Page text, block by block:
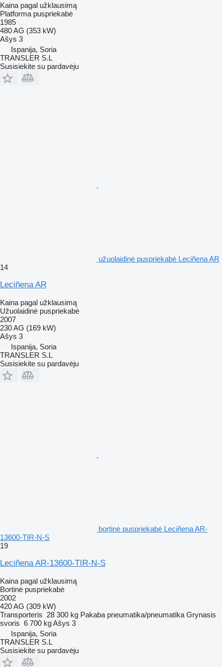
Kaina pagal užklausimą
Platforma puspriekabė
1985
480 AG (353 kW)
Ašys 3
Ispanija, Soria
TRANSLER S.L
Susisiekite su pardavėju
užuolaidinė puspriekabė Leciñena AR
14
Leciñena AR
Kaina pagal užklausimą
Užuolaidinė puspriekabė
2007
230 AG (169 kW)
Ašys 3
Ispanija, Soria
TRANSLER S.L
Susisiekite su pardavėju
bortinė puspriekabė Leciñena AR-
13600-TIR-N-S
19
Leciñena AR-13600-TIR-N-S
Kaina pagal užklausimą
Bortinė puspriekabė
2002
420 AG (309 kW)
Transporteris 28 300 kg Pakaba pneumatika/pneumatika Grynasis
svoris 6 700 kgAšys 3
Ispanija, Soria
TRANSLER S.L
Susisiekite su pardavėju